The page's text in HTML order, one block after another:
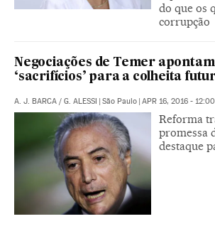
do que os
corrupção
Negociações de Temer apontam
‘sacrifícios’ para a colheita
A. J. BARCA / G. ALESSI | São Paulo | APR 16, 2016 - 12:00
Reforma
promessa
destaque